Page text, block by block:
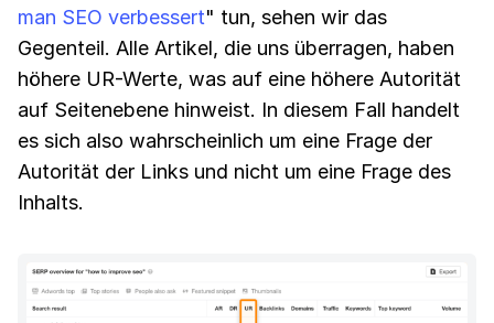
man SEO verbessert" tun, sehen wir das
Gegenteil. Alle Artikel, die uns überragen, haben
höhere UR-Werte, was auf eine höhere Autorität
auf Seitenebene hinweist. In diesem Fall handelt
es sich also wahrscheinlich um eine Frage der
Autorität der Links und nicht um eine Frage des
Inhalts.